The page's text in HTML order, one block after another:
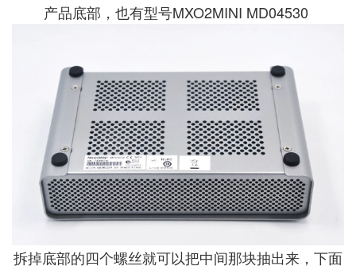
产品底部，也有型号MXO2MINI MD04530
拆掉底部的四个螺丝就可以把中间那块抽出来，下面